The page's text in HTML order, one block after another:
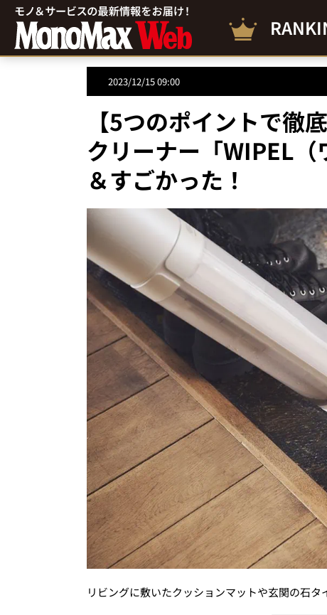
2023/12/15 09:00
【5つのポイントで徹
クリーナー「WIPEL
＆すごかった！
リビングに敷いたクッションマットや玄関の石